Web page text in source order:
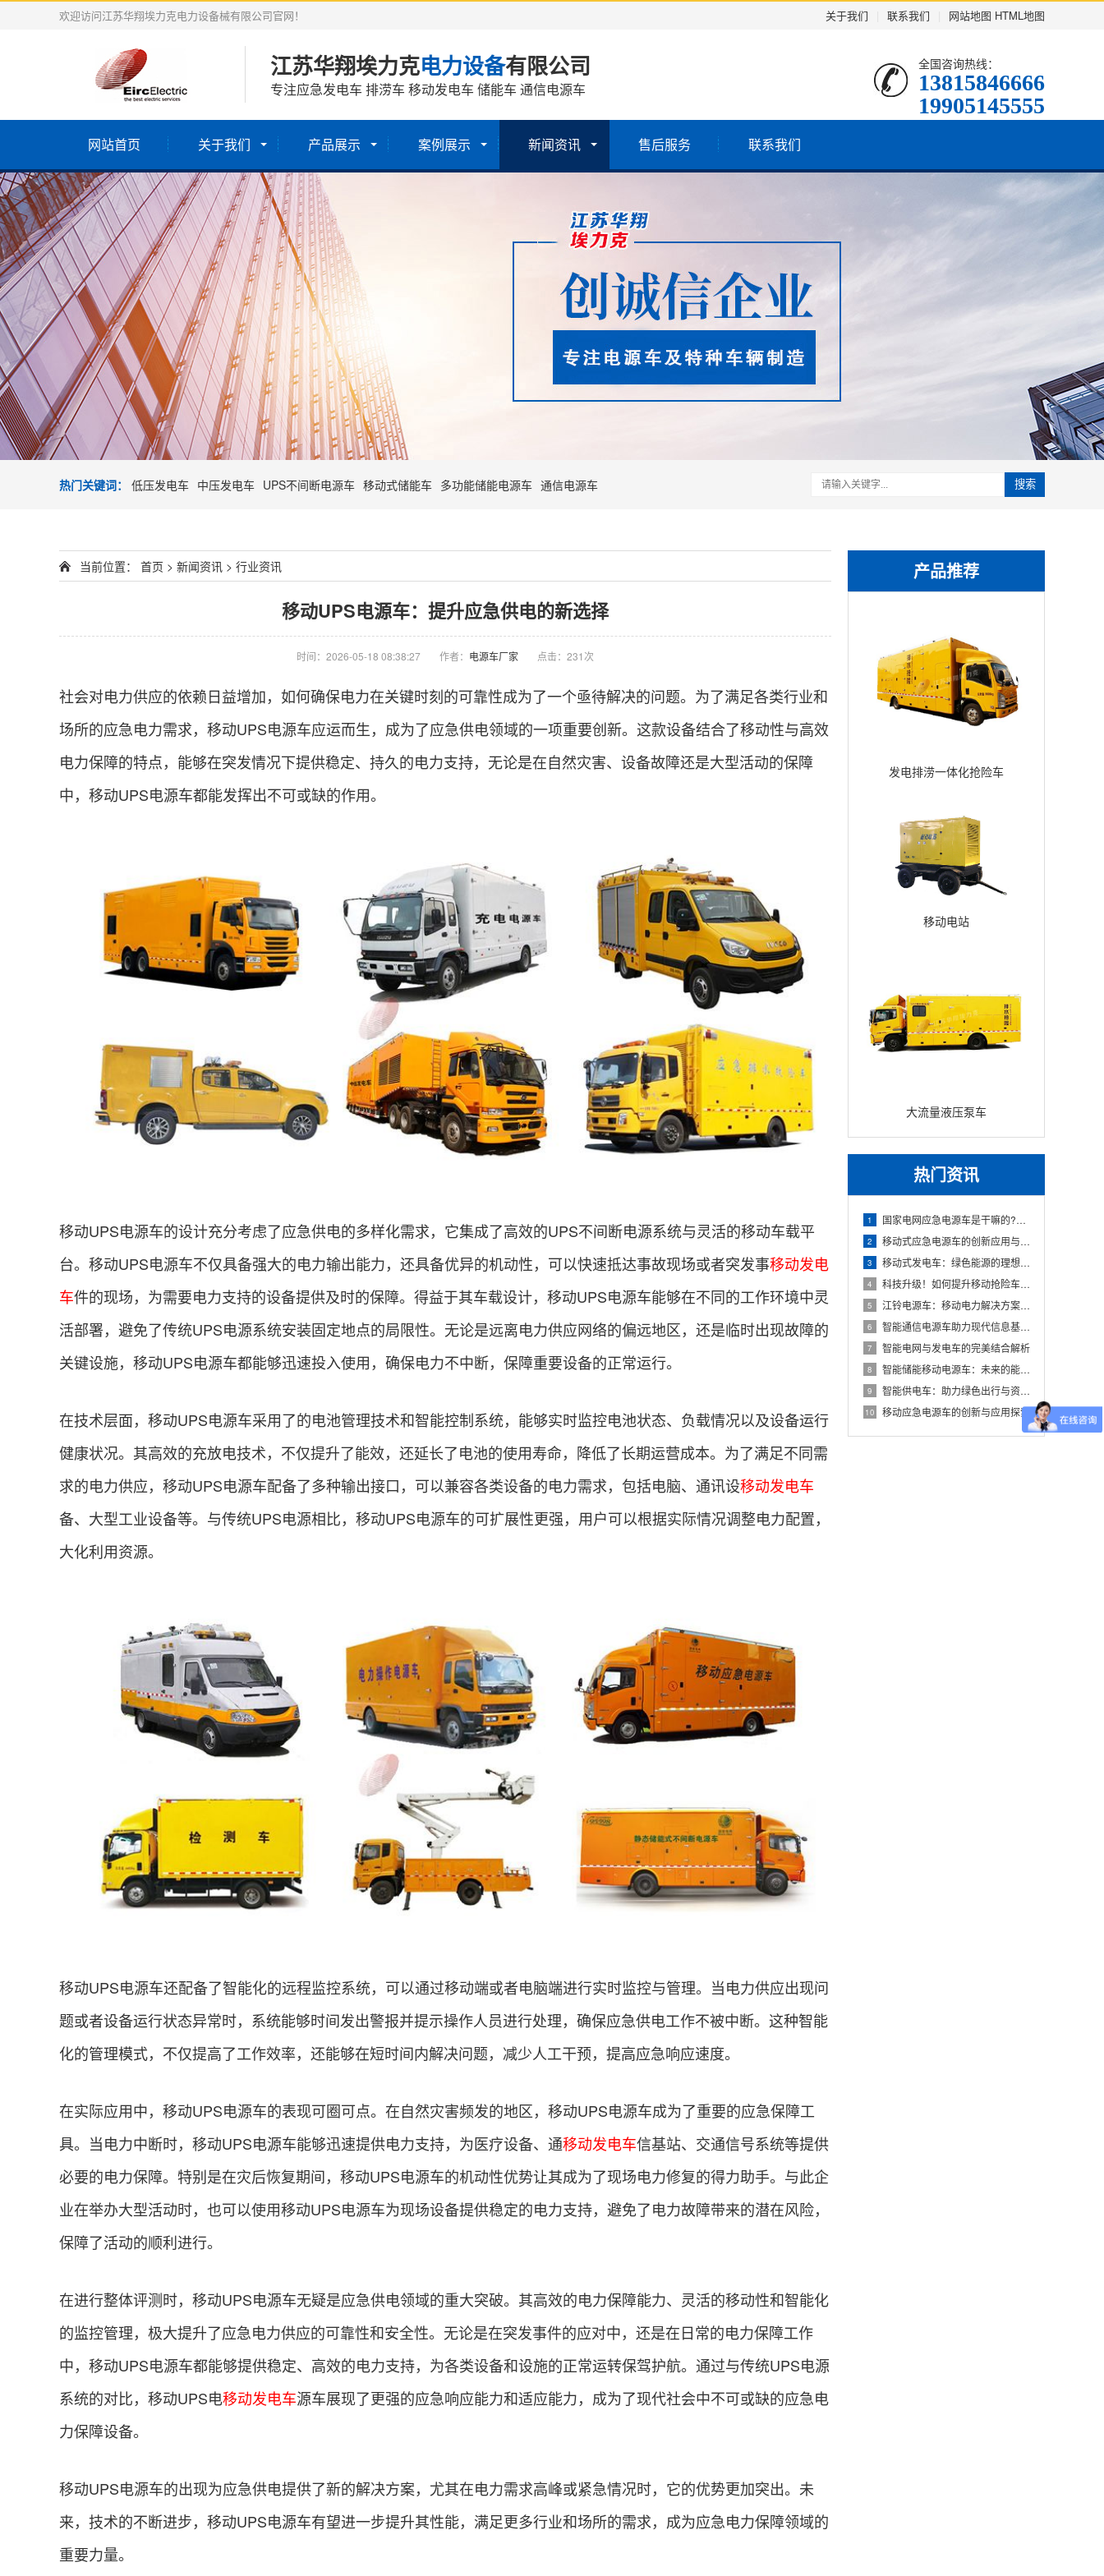
关于我们 联系我们 网站地图 HTML地图
欢迎访问江苏华翔埃力克电力设备械有限公司官网！
江苏华翔埃力克电力设备有限公司
专注应急发电车 排涝车 移动发电车 储能车 通信电源车
全国咨询热线：
13815846666
19905145555
网站首页 关于我们 产品展示 案例展示 新闻资讯 售后服务 联系我们
热门关键词： 低压发电车 中压发电车 UPS不间断电源车 移动式储能车 多功能储能电源车 通信电源车 搜索
产品推荐
发电排涝一体化抢险车
移动电站
大流量液压泵车
热门资讯
1 国家电网应急电源车是干嘛的?它具备哪些特点和作用性?
2 移动式应急电源车的创新应用与发展
3 移动式发电车：绿色能源的理想解决方案
4 科技升级！如何提升移动抢险车的效率
5 江铃电源车：移动电力解决方案的新时代
6 智能通信电源车助力现代信息基础设施
7 智能电网与发电车的完美结合解析
8 智能储能移动电源车：未来的能源解决方案
9 智能供电车：助力绿色出行与资源优化
10 移动应急电源车的创新与应用探索
当前位置： 首页 > 新闻资讯 > 行业资讯
移动UPS电源车：提升应急供电的新选择
时间：2026-05-18 08:38:27 作者： 电源车厂家 点击： 231次
社会对电力供应的依赖日益增加，如何确保电力在关键时刻的可靠性成为了一个亟待解决的问题。为了满足各类行业和
场所的应急电力需求，移动UPS电源车应运而生，成为了应急供电领域的一项重要创新。这款设备结合了移动性与高效
电力保障的特点，能够在突发情况下提供稳定、持久的电力支持，无论是在自然灾害、设备故障还是大型活动的保障
中，移动UPS电源车都能发挥出不可或缺的作用。
移动UPS电源车的设计充分考虑了应急供电的多样化需求，它集成了高效的UPS不间断电源系统与灵活的移动车载平
台。移动UPS电源车不仅具备强大的电力输出能力，还具备优异的机动性，可以快速抵达事故现场或者突发事移动发电
车件的现场，为需要电力支持的设备提供及时的保障。得益于其车载设计，移动UPS电源车能够在不同的工作环境中灵
活部署，避免了传统UPS电源系统安装固定地点的局限性。无论是远离电力供应网络的偏远地区，还是临时出现故障的
关键设施，移动UPS电源车都能够迅速投入使用，确保电力不中断，保障重要设备的正常运行。
在技术层面，移动UPS电源车采用了的电池管理技术和智能控制系统，能够实时监控电池状态、负载情况以及设备运行
健康状况。其高效的充放电技术，不仅提升了能效，还延长了电池的使用寿命，降低了长期运营成本。为了满足不同需
求的电力供应，移动UPS电源车配备了多种输出接口，可以兼容各类设备的电力需求，包括电脑、通讯设移动发电车
备、大型工业设备等。与传统UPS电源相比，移动UPS电源车的可扩展性更强，用户可以根据实际情况调整电力配置，
大化利用资源。
移动UPS电源车还配备了智能化的远程监控系统，可以通过移动端或者电脑端进行实时监控与管理。当电力供应出现问
题或者设备运行状态异常时，系统能够时间发出警报并提示操作人员进行处理，确保应急供电工作不被中断。这种智能
化的管理模式，不仅提高了工作效率，还能够在短时间内解决问题，减少人工干预，提高应急响应速度。
在实际应用中，移动UPS电源车的表现可圈可点。在自然灾害频发的地区，移动UPS电源车成为了重要的应急保障工
具。当电力中断时，移动UPS电源车能够迅速提供电力支持，为医疗设备、通移动发电车信基站、交通信号系统等提供
必要的电力保障。特别是在灾后恢复期间，移动UPS电源车的机动性优势让其成为了现场电力修复的得力助手。与此企
业在举办大型活动时，也可以使用移动UPS电源车为现场设备提供稳定的电力支持，避免了电力故障带来的潜在风险，
保障了活动的顺利进行。
在进行整体评测时，移动UPS电源车无疑是应急供电领域的重大突破。其高效的电力保障能力、灵活的移动性和智能化
的监控管理，极大提升了应急电力供应的可靠性和安全性。无论是在突发事件的应对中，还是在日常的电力保障工作
中，移动UPS电源车都能够提供稳定、高效的电力支持，为各类设备和设施的正常运转保驾护航。通过与传统UPS电源
系统的对比，移动UPS电移动发电车源车展现了更强的应急响应能力和适应能力，成为了现代社会中不可或缺的应急电
力保障设备。
移动UPS电源车的出现为应急供电提供了新的解决方案，尤其在电力需求高峰或紧急情况时，它的优势更加突出。未
来，技术的不断进步，移动UPS电源车有望进一步提升其性能，满足更多行业和场所的需求，成为应急电力保障领域的
重要力量。